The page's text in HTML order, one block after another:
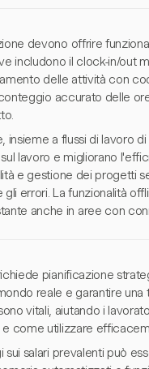
devono offrire
includono il clock-in/out
delle attività con
accurato delle
insieme a flussi di lavoro
lavoro e migliorano
e gestione dei progetti
errori. La funzionalità
anche in aree con
pianificazione
reale e garantire una
vitali, aiutando i
come utilizzare
salari prevalenti può